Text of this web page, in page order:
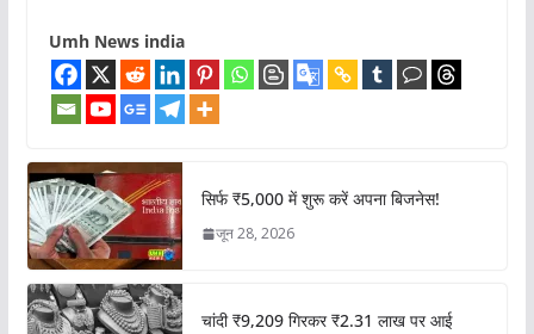
Umh News india
सिर्फ ₹5,000 में शुरू करें अपना बिजनेस!
जून 28, 2026
चांदी ₹9,209 गिरकर ₹2.31 लाख पर आई